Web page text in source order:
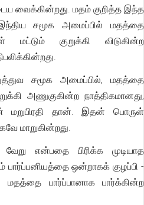
வைக்கின்றது. மதம் குறித்த இந்த
இந்திய சமூக அமைப்பில் மதத்தை
மட்டும் குறுக்கி விடுகின்ற
சமூக அமைப்பில், மதத்தை
அணுகுகின்ற நாத்திகமானது,
மறுபிரதி தான். இதன் பொருள்
மாறுகின்றது.
வேறு என்பதை பிரிக்க முடியாத
பார்ப்பனியத்தை ஒன்றாகக் குழப்பி -
மதத்தை பார்ப்பானாக பார்க்கின்ற